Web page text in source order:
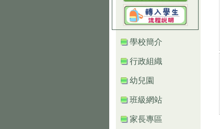
學校簡介
行政組織
幼兒園
班級網站
家長專區